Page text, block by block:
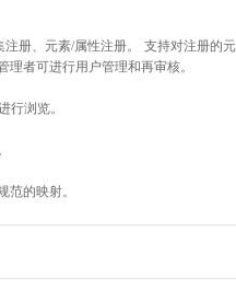
册、元素/属性注册。 支持对注册的
者可进行用户管理和再审核。
行浏览。
的映射。